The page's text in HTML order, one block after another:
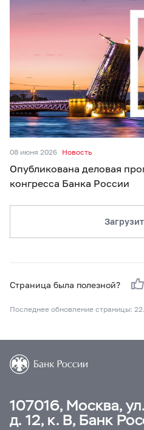
08 июня 2026 Новость
Опубликована деловая
конгресса Банка России
Страница была полезной?
Последнее обновление страницы:
107016, Москва,
д. 12, к. В, Банк